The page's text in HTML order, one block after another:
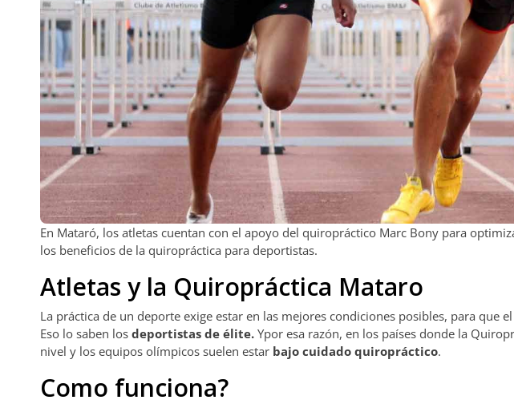
En Mataró, los atletas cuentan con el apoyo del quiropráctico Marc Bony para
los beneficios de la quiropráctica para deportistas.
Atletas y la Quiropráctica Mataro
La práctica de un deporte exige estar en las mejores condiciones posibles, para que
Eso lo saben los deportistas de élite. Ypor esa razón, en los países donde la
nivel y los equipos olímpicos suelen estar bajo cuidado quiropráctico.
Como funciona?